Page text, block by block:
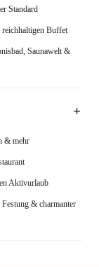
Standard
Buffet
Saunawelt &
& mehr
Aktivurlaub
& charmanter